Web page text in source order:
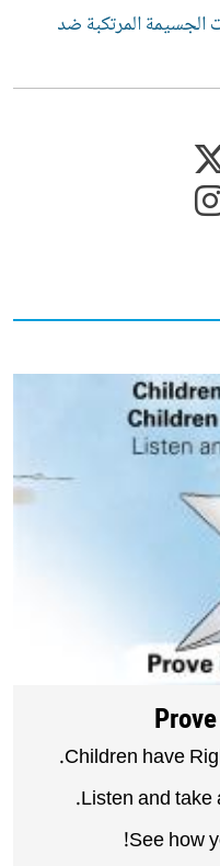
الجسيمة المرتكبة ضد
Children have
Listen and take
See how